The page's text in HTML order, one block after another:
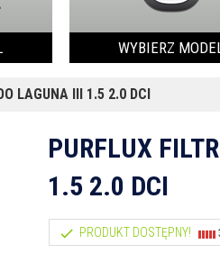
WYBIERZ
LAGUNA III 1.5 2.0 DCI
PURFLUX
1.5 2.0 DCI
PRODUKT DOSTĘPNY!